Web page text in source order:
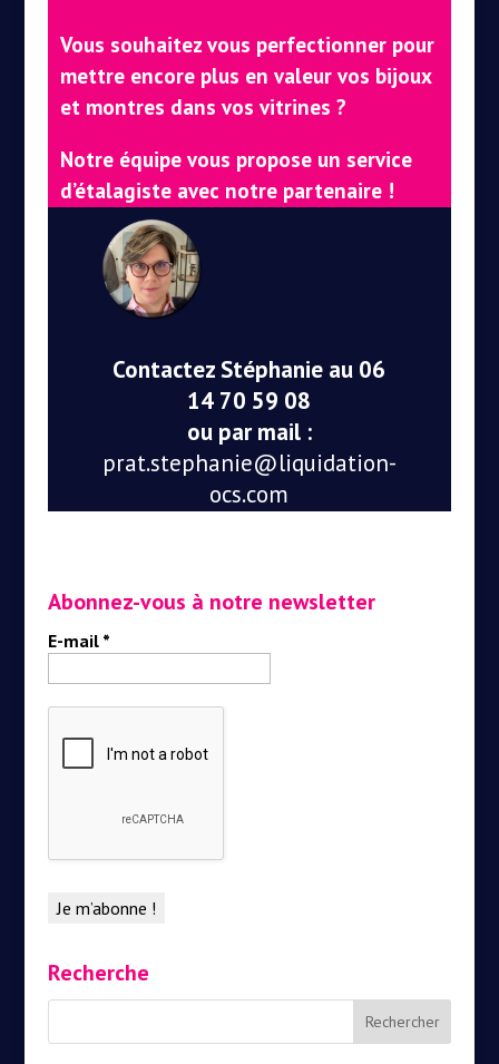
Vous souhaitez vous perfectionner pour
mettre encore plus en valeur vos bijoux
et montres dans vos vitrines ?
Notre équipe vous propose un service
d’étalagiste avec notre partenaire !
Contactez Stéphanie au 06
14 70 59 08
ou par mail :
prat.stephanie@liquidation-
ocs.com
Abonnez-vous à notre newsletter
E-mail *
Recherche